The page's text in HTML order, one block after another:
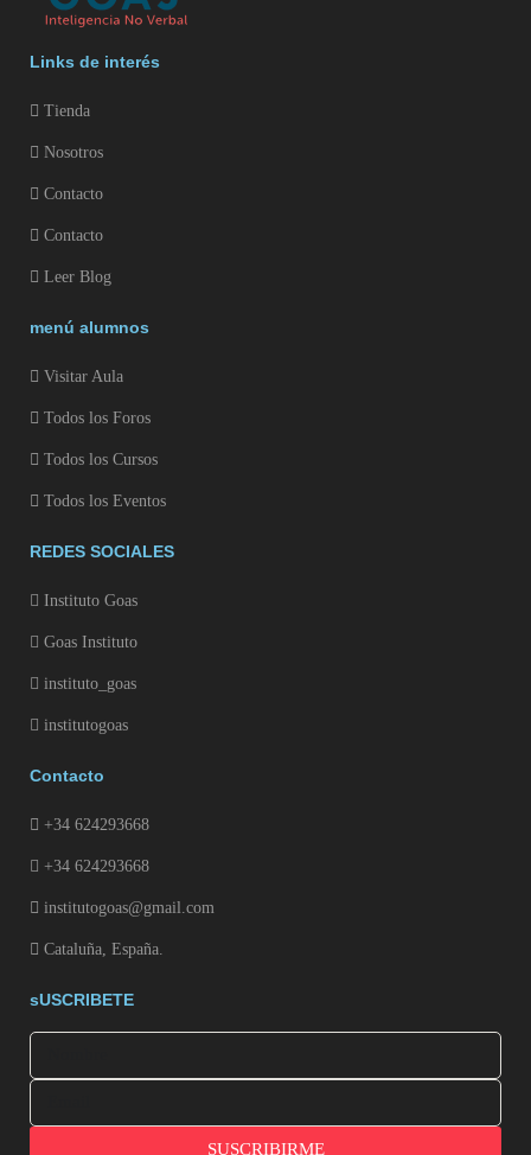
Links de interés
Tienda
Nosotros
Contacto
Contacto
Leer Blog
menú alumnos
Visitar Aula
Todos los Foros
Todos los Cursos
Todos los Eventos
REDES SOCIALES
Instituto Goas
Goas Instituto
instituto_goas
institutogoas
Contacto
+34 624293668
+34 624293668
institutogoas@gmail.com
Cataluña, España.
sUSCRIBETE
SUSCRIBIRME